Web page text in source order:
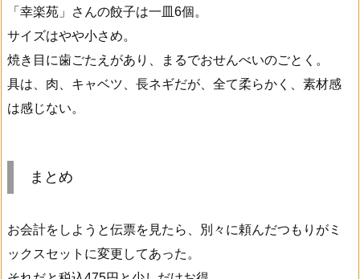
「幸楽苑」さんの餃子は一皿6個。
サイズはやや小さめ。
焼き目に歯ごたえがあり、まるでおせんべいのごとく。
具は、肉、キャベツ、長ネギだが、全て柔らかく、素材感
は感じない。
まとめ
お会計をしようと伝票を見たら、別々に頼んだつもりがミ
ックスセットに変更してあった。